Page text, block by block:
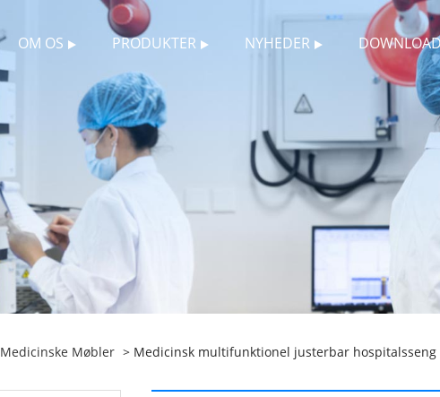
OM OS PRODUKTER NYHEDER
Medicinske Møbler > Medicinsk multifunktionel justerbar hospitalsseng